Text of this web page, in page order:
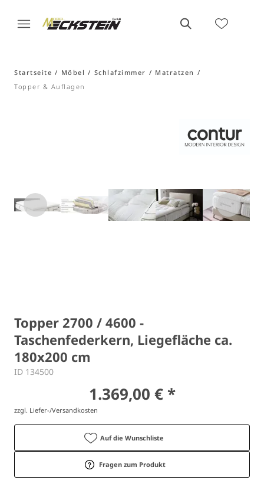
Startseite Möbel Schlafzimmer
Matratzen
Topper & Auflagen
Topper 2700 / 4600 -
Taschenfederkern, Liegefläche ca.
180x200 cm
ID 134500
1.369,00 € *
zzgl. Liefer-/Versandkosten
Auf die Wunschliste
Fragen zum Produkt